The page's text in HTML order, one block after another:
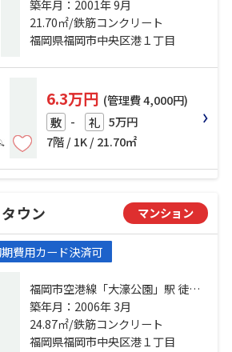
分 福岡市空港線「赤坂」駅 徒歩14
分 福岡市空港線「唐人町」駅 徒歩
19分
築年月：2001年 9月
21.70㎡/鉄筋コンクリート
福岡県福岡市中央区港１丁目
6.3万円 (管理費 4,000円)
敷 - 礼 5万円
7階 / 1K / 21.70㎡
ウン マンション
費用カード決済可
福岡市空港線「大濠公園」駅 徒歩
10分 福岡市空港線「赤坂」駅 徒歩
12分 福岡市空港線「天神」駅 徒歩
20分
築年月：2006年 3月
24.87㎡/鉄筋コンクリート
福岡県福岡市中央区港１丁目